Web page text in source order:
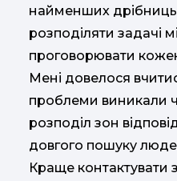
найменших дрібниць
розподіляти задачі
проговорювати
Мені довелося
проблеми виникали
розподіл зон
довгого пошуку
Краще